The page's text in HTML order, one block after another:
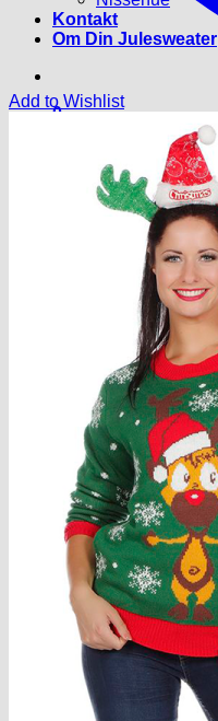
Kontakt
Om Din Julesweater
0
Add to Wishlist